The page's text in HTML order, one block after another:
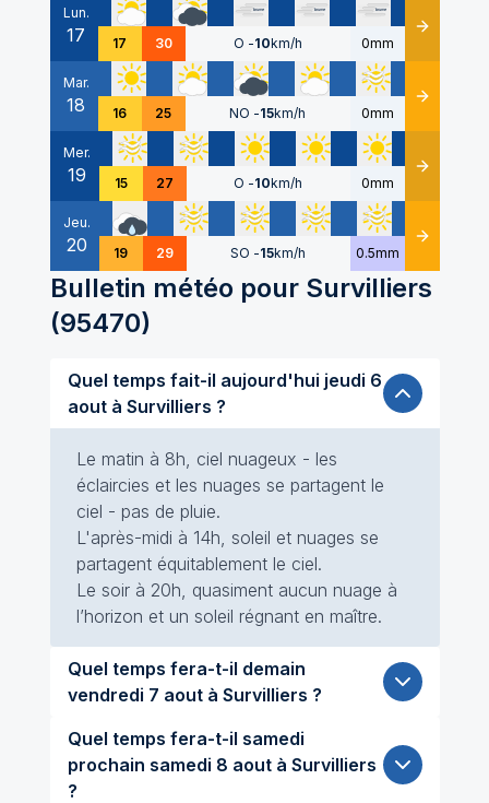
Lun.
17 17 30 O -10km/h 0mm Détails
Mar.
18 16 25 NO -15km/h 0mm Détails
Mer.
19 15 27 O -10km/h 0mm Détails
Jeu.
20 19 29 SO -15km/h 0.5mm Détails
Bulletin météo pour Survilliers
(95470)
Quel temps fait-il aujourd'hui jeudi 6
aout à Survilliers ?
Le matin à 8h, ciel nuageux - les
éclaircies et les nuages se partagent le
ciel - pas de pluie.
L'après-midi à 14h, soleil et nuages se
partagent équitablement le ciel.
Le soir à 20h, quasiment aucun nuage à
l’horizon et un soleil régnant en maître.
Quel temps fera-t-il demain
vendredi 7 aout à Survilliers ?
Quel temps fera-t-il samedi
prochain samedi 8 aout à Survilliers
?